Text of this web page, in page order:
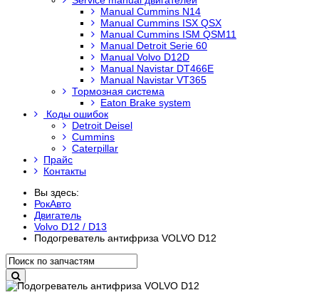
Manual Cummins N14
Manual Cummins ISX QSX
Manual Cummins ISM QSM11
Manual Detroit Serie 60
Manual Volvo D12D
Manual Navistar DT466E
Manual Navistar VT365
Тормозная система
Eaton Brake system
Коды ошибок
Detroit Deisel
Cummins
Caterpillar
Прайс
Контакты
Вы здесь:
РокАвто
Двигатель
Volvo D12 / D13
Подогреватель антифриза VOLVO D12